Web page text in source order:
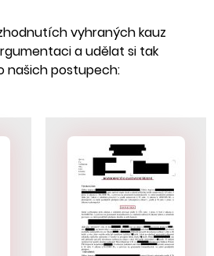
vyhraných kauz
a udělat si tak
našich postupech: